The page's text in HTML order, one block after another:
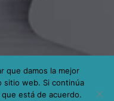
que damos la mejor
sitio web. Si continúa
está de acuerdo.